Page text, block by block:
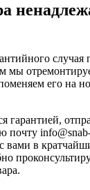
случая
мы
его на
гарантией,
почту
вами в